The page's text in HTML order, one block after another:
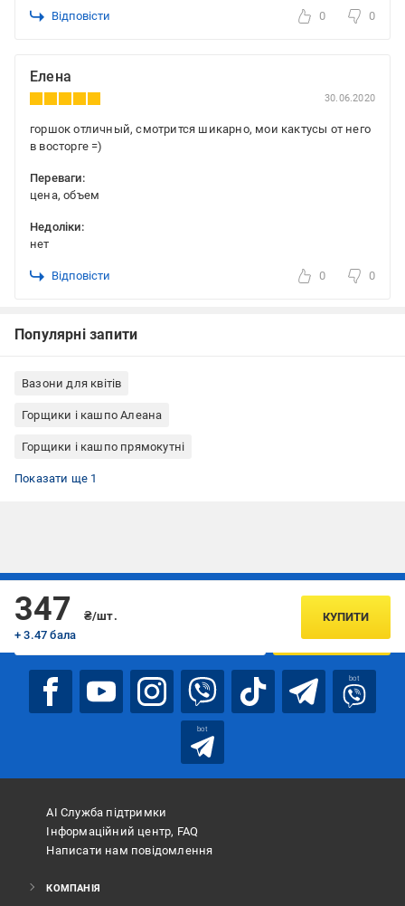
Відповісти 0 0
Елена
30.06.2020
горшок отличный, смотрится шикарно, мои кактусы от него
в восторге =)
Переваги:
цена, объем
Недоліки:
нет
Відповісти 0 0
Популярні запити
Вазони для квітів
Горщики і кашпо Алеана
Горщики і кашпо прямокутні
Горщики для квітів пластикові
Показати ще 1
347
₴/шт.
+ 3.47 бала
КУПИТИ
Підписуйтесь, щоб дізнаватись першим про акції та пропозиції
ПІДПИСАТИСЯ
bot
bot
АІ Служба підтримки
Інформаційний центр, FAQ
Написати нам повідомлення
КОМПАНІЯ